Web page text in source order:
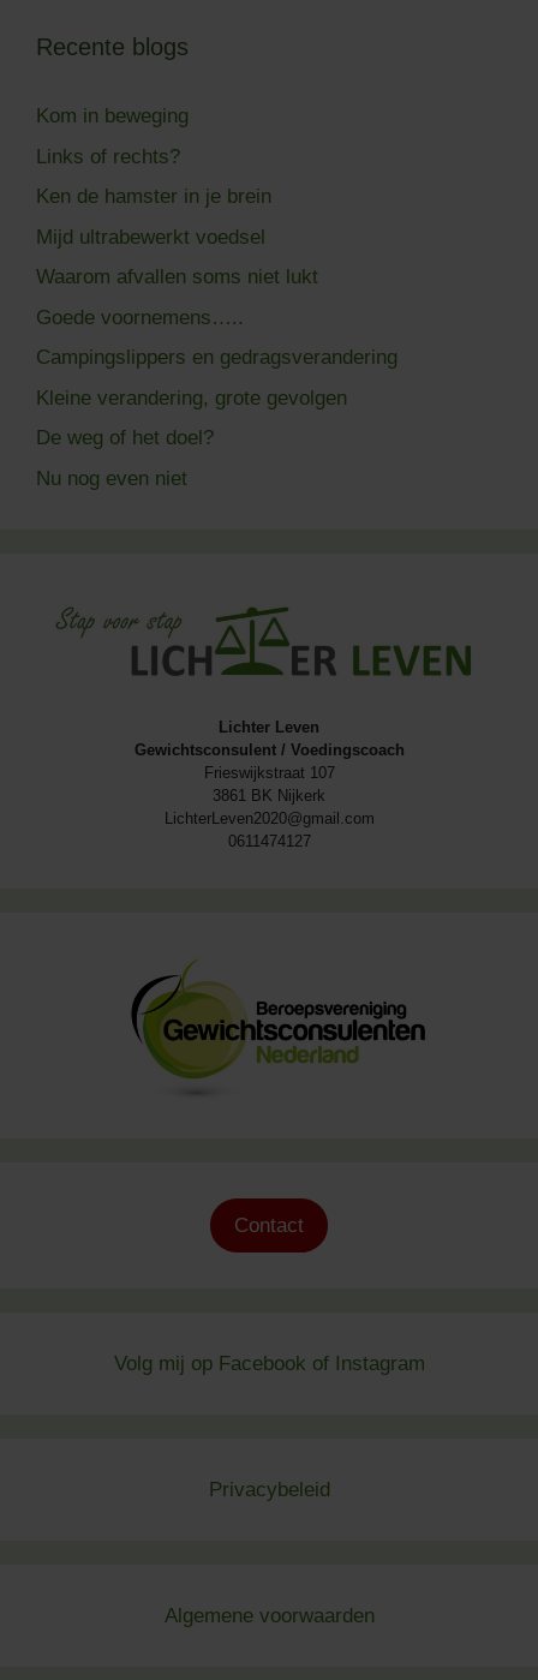
Recente blogs
Kom in beweging
Links of rechts?
Ken de hamster in je brein
Mijd ultrabewerkt voedsel
Waarom afvallen soms niet lukt
Goede voornemens…..
Campingslippers en gedragsverandering
Kleine verandering, grote gevolgen
De weg of het doel?
Nu nog even niet
Lichter Leven
Gewichtsconsulent / Voedingscoach
Frieswijkstraat 107
3861 BK Nijkerk
LichterLeven2020@gmail.com
0611474127
Contact
Volg mij op Facebook of Instagram
Privacybeleid
Algemene voorwaarden